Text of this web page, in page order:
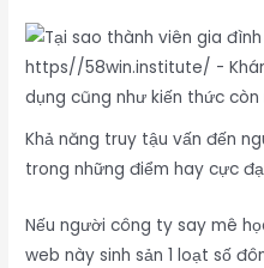
Khả năng truy tậu vấn đến
trong những điểm hay cực
Nếu người công ty say mê
web này sinh sản 1 loạt số